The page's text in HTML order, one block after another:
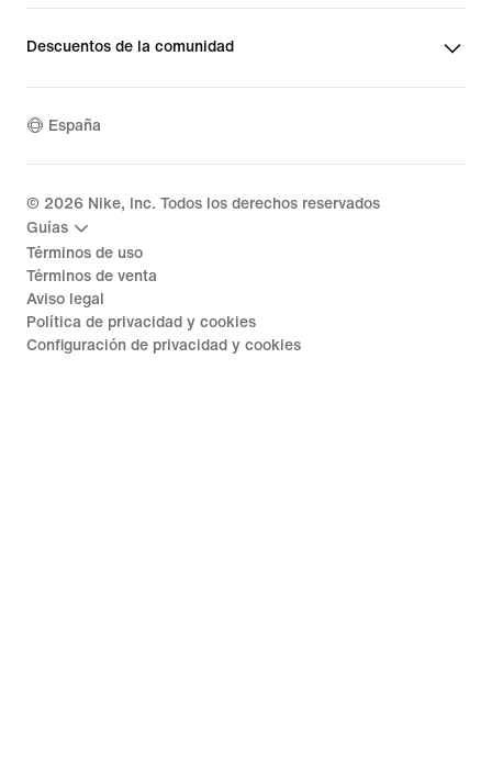
Descuentos de la comunidad
España
© 2026 Nike, Inc. Todos los derechos reservados
Guías
Términos de uso
Términos de venta
Aviso legal
Política de privacidad y cookies
Configuración de privacidad y cookies